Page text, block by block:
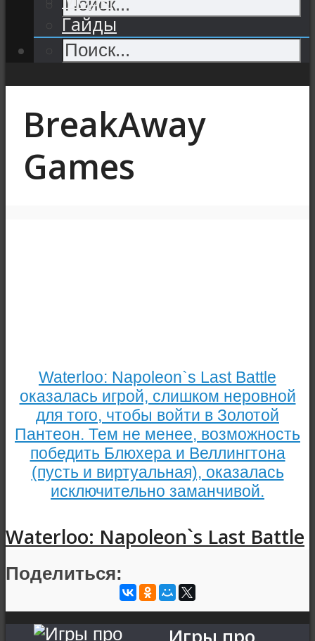
Гайды
BreakAway
Games
Waterloo: Napoleon`s Last Battle
оказалась игрой, слишком неровной
для того, чтобы войти в Золотой
Пантеон. Тем не менее, возможность
победить Блюхера и Веллингтона
(пусть и виртуальная), оказалась
исключительно заманчивой.
Waterloo: Napoleon`s Last Battle
Поделиться: